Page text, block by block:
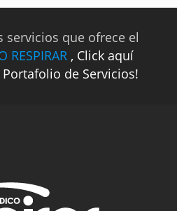
servicios que ofrece el
RESPIRAR , Click aquí
de Servicios!